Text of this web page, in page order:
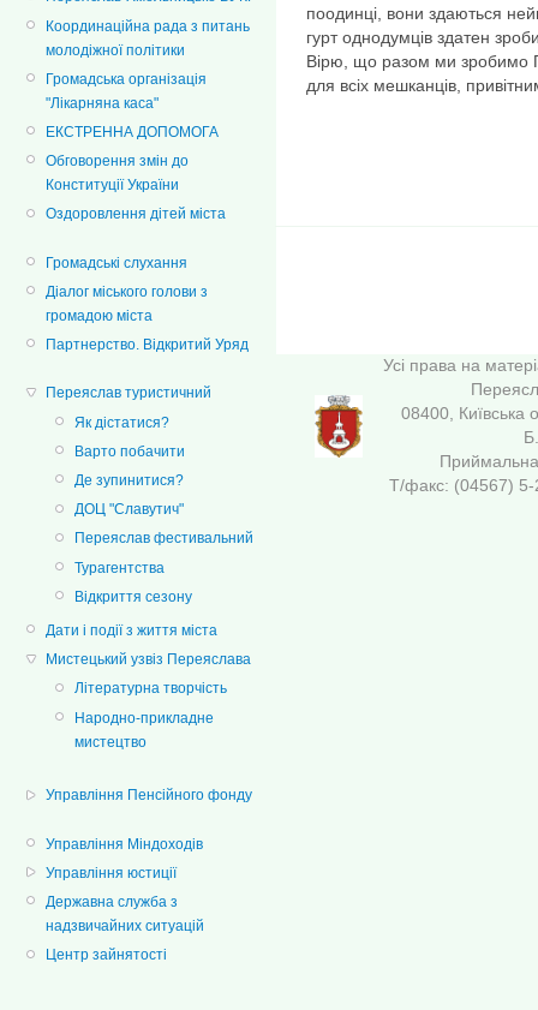
Координаційна рада з питань
молодіжної політики
Громадська організація
"Лікарняна каса"
ЕКСТРЕННА ДОПОМОГА
Обговорення змін до
Конституції України
Оздоровлення дітей міста
Громадські слухання
Діалог міського голови з
громадою міста
Партнерство. Відкритий Уряд
Переяслав туристичний
Як дістатися?
Варто побачити
Де зупинитися?
ДОЦ "Славутич"
Переяслав фестивальний
Турагентства
Відкриття сезону
Дати і події з життя міста
Мистецький узвіз Переяслава
Літературна творчість
Народно-прикладне
мистецтво
Управління Пенсійного фонду
Управління Міндоходів
Управління юстиції
Державна служба з
надзвичайних ситуацій
Центр зайнятості
поодинці, вони здаються
гурт однодумців здатен
Вірю, що разом ми зробимо
для всіх мешканців,
Усі права на
08400, Київська
Т/факс: